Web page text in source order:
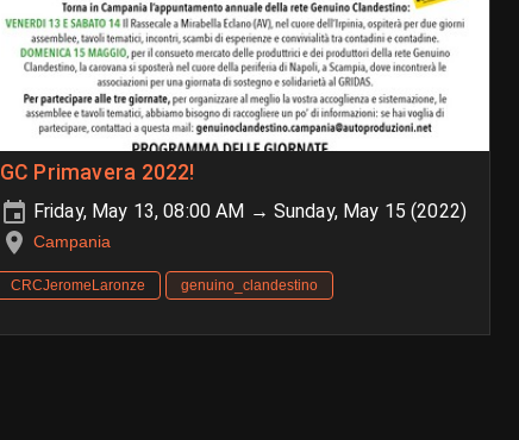
GC Primavera 2022!
Friday, May 13, 08:00 AM → Sunday, May 15 (2022)
Campania
CRCJeromeLaronze genuino_clandestino